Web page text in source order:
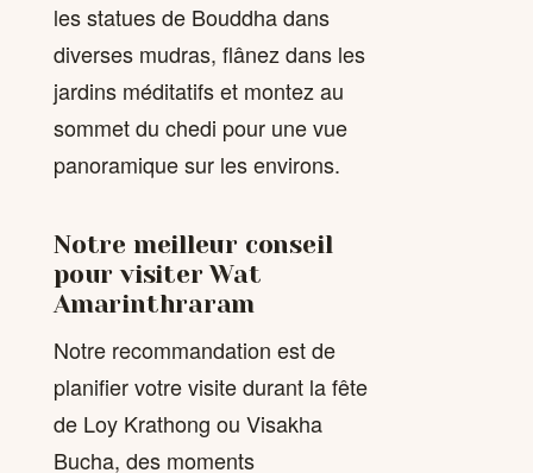
les statues de Bouddha dans
diverses mudras, flânez dans les
jardins méditatifs et montez au
sommet du chedi pour une vue
panoramique sur les environs.
Notre meilleur conseil
pour visiter Wat
Amarinthraram
Notre recommandation est de
planifier votre visite durant la fête
de Loy Krathong ou Visakha
Bucha, des moments